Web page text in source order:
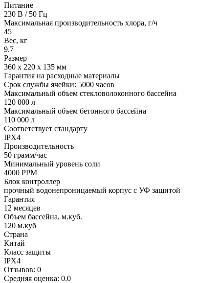
Питание
230 В / 50 Гц
Максимальная производительность хлора, г/ч
45
Вес, кг
9.7
Размер
360 x 220 x 135 мм
Гарантия на расходные материалы
Срок службы ячейки: 5000 часов
Максимальный объем стекловолоконного бассейна
120 000 л
Максимальный объем бетонного бассейна
110 000 л
Соответствует стандарту
IPX4
Производительность
50 грамм/час
Минимальный уровень соли
4000 PPM
Блок контроллер
прочный водонепроницаемый корпус с УФ защитой
Гарантия
12 месяцев
Объем бассейна, м.куб.
120 м.куб
Страна
Китай
Класс защиты
IPX4
Отзывов: 0
Средняя оценка: 0.0